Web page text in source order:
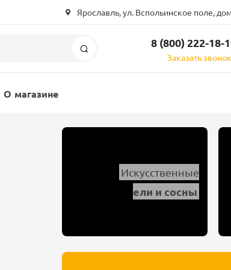
Ярославль, ул. Вспольинское поле,
8 (800) 222-18-
Заказать звонок
О магазине
Искусственные
ели и сосны